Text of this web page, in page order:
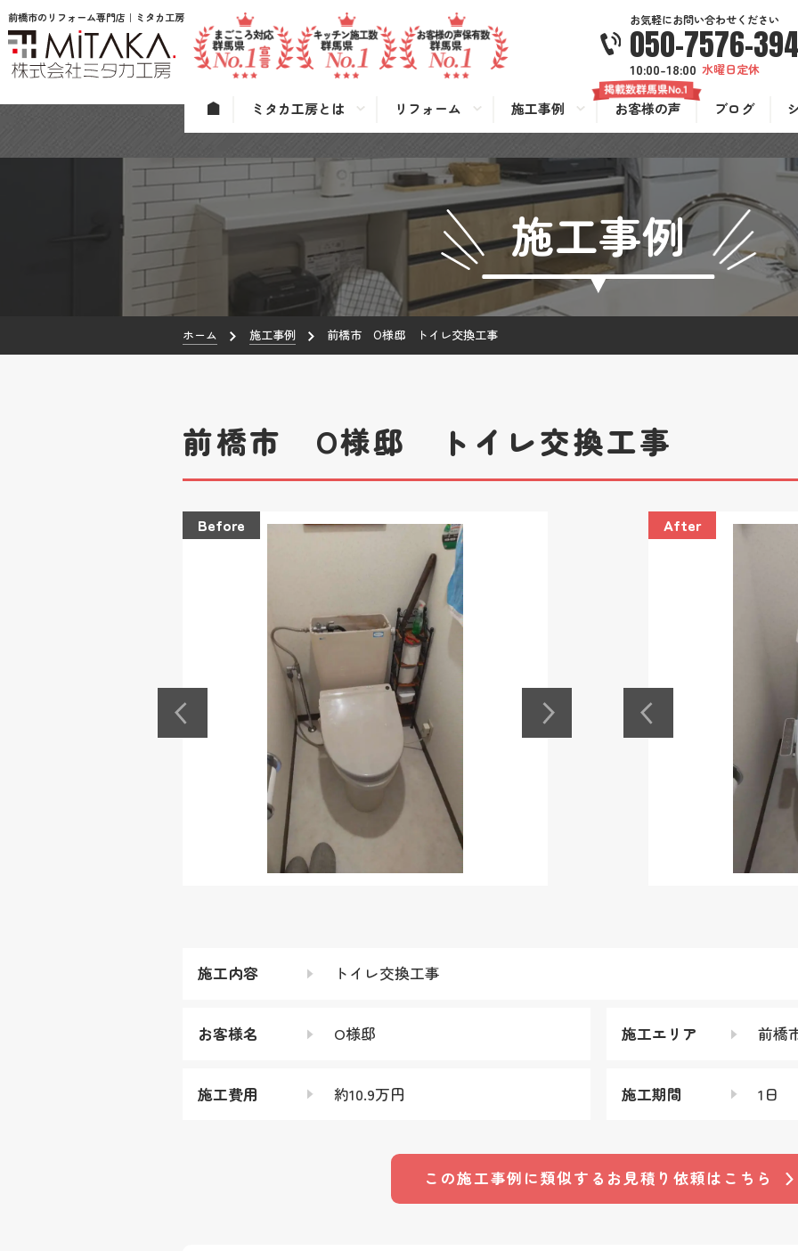
前橋市のリフォーム専門店｜ミタカ工房 お気軽にお問い合わせください
050-7576-
10:00-18:00 水曜日定休
ミタカ工房とは リフォーム 施工事例 お客様の声 ブログ
施工事例
ホーム 施工事例 前橋市 O様邸 トイレ交換工事
前橋市 O様邸 トイレ交換工事
施工内容 トイレ交換工事
お客様名 O様邸 施工エリア 前橋
施工費用 約10.9万円 施工期間 1日
この施工事例に類似する お見積り依頼はこちら